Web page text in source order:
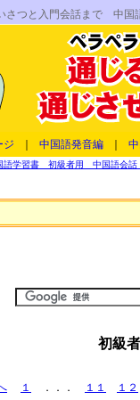
さつと入門会話まで
ジ 中国語発音編
語学習書 初級者用 中国語会話
初級
１ ．．． １１ １２